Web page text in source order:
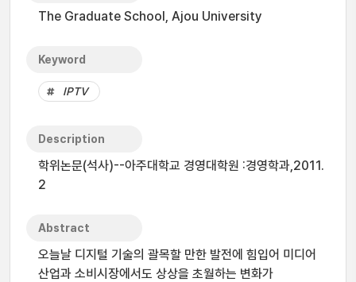
The Graduate School, Ajou University
Keyword
IPTV
Description
학위논문(석사)--아주대학교 경영대학원 :경영학과,2011.
2
Abstract
오늘날 디지털 기술의 괄목할 만한 발전에 힘입어 미디어
산업과 소비시장에서도 상상을 초월하는 변화가